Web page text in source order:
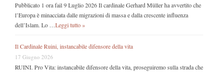
Pubblicato 1 ora fail 9 Luglio 2026 Il cardinale Gerhard Müller ha avvertito che
l’Europa è minacciata dalle migrazioni di massa e dalla crescente influenza
dell’Islam. Lo … Leggi tutto »
Il Cardinale Ruini, instancabile difensore della vita
17 Giugno 2026
RUINI. Pro Vita: instancabile difensore della vita, proseguiremo sulla strada che